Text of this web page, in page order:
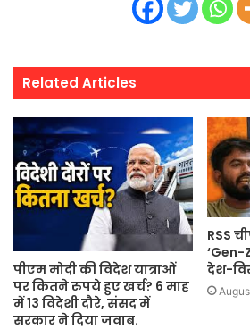
Related Articles
पीएम मोदी की विदेश यात्राओं
पर कितने रुपये हुए खर्च? 6 माह
में 13 विदेशी दौरे, संसद में
सरकार ने दिया जवाब.
RSS
‘Gen-
देश-